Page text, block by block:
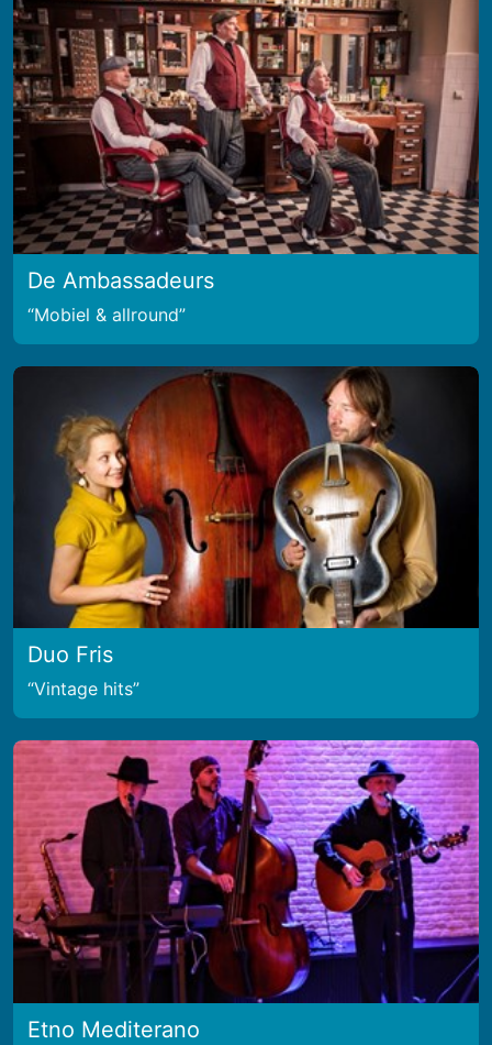
De Ambassadeurs
Mobiel & allround
Duo Fris
Vintage hits
Etno Mediterano